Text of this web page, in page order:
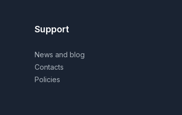
Support
News and blog
Contacts
Policies